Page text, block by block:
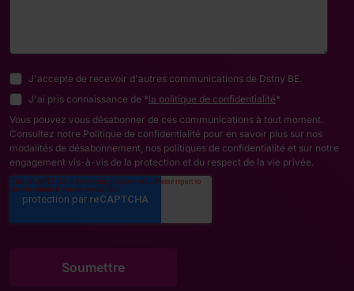
J'accepte de recevoir d'autres communications de Dstny BE.
J'ai pris connaissance de *la politique de confidentialité*
Vous pouvez vous désabonner de ces communications à tout moment.
Consultez notre Politique de confidentialité pour en savoir plus sur nos
modalités de désabonnement, nos politiques de confidentialité et sur notre
engagement vis-à-vis de la protection et du respect de la vie privée.